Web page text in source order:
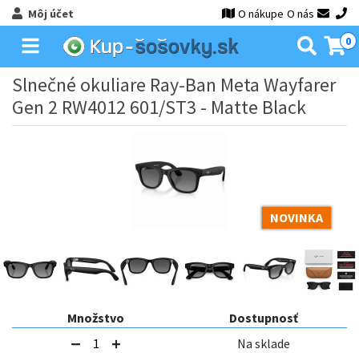
Môj účet O nákupe O nás
0
Slnečné okuliare Ray-Ban Meta Wayfarer
Gen 2 RW4012 601/ST3 - Matte Black
NOVINKA
Množstvo
Dostupnosť
Na sklade